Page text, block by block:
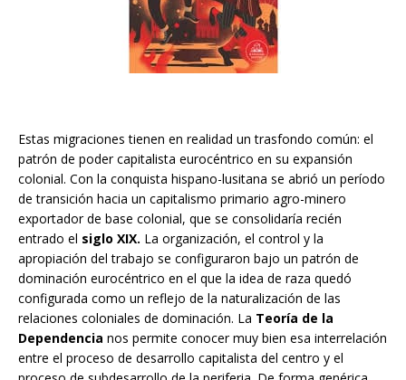
Estas migraciones tienen en realidad un trasfondo común: el
patrón de poder capitalista eurocéntrico en su expansión
colonial. Con la conquista hispano-lusitana se abrió un período
de transición hacia un capitalismo primario agro-minero
exportador de base colonial, que se consolidaría recién
entrado el siglo XIX. La organización, el control y la
apropiación del trabajo se configuraron bajo un patrón de
dominación eurocéntrico en el que la idea de raza quedó
configurada como un reflejo de la naturalización de las
relaciones coloniales de dominación. La Teoría de la
Dependencia nos permite conocer muy bien esa interrelación
entre el proceso de desarrollo capitalista del centro y el